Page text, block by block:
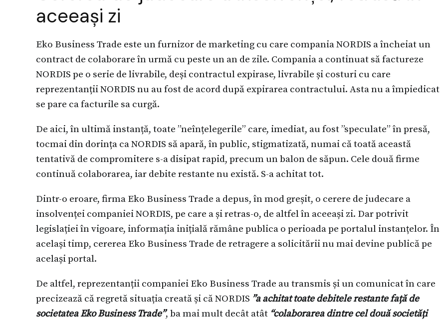
aceeași zi
Eko Business Trade este un furnizor de marketing cu care compania NORDIS a încheiat un
contract de colaborare în urmă cu peste un an de zile. Compania a continuat să factureze
NORDIS pe o serie de livrabile, deși contractul expirase, livrabile și costuri cu care
reprezentanții NORDIS nu au fost de acord după expirarea contractului. Asta nu a împiedicat
se pare ca facturile sa curgă.
De aici, în ultimă instanță, toate ”neînțelegerile” care, imediat, au fost ”speculate” în presă,
tocmai din dorința ca NORDIS să apară, în public, stigmatizată, numai că toată această
tentativă de compromitere s-a disipat rapid, precum un balon de săpun. Cele două firme
continuă colaborarea, iar debite restante nu există. S-a achitat tot.
Dintr-o eroare, firma Eko Business Trade a depus, în mod greșit, o cerere de judecare a
insolvenței companiei NORDIS, pe care a și retras-o, de altfel în aceeași zi. Dar potrivit
legislației în vigoare, informația inițială rămâne publica o perioada pe portalul instanțelor. În
același timp, cererea Eko Business Trade de retragere a solicitării nu mai devine publică pe
același portal.
De altfel, reprezentanții companiei Eko Business Trade au transmis și un comunicat în care
precizează că regretă situația creată și că NORDIS ”a achitat toate debitele restante față de
societatea Eko Business Trade”, ba mai mult decât atât “colaborarea dintre cel două societăți